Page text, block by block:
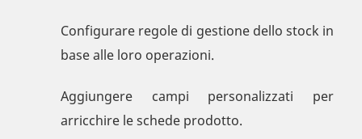
Configurare regole di gestione dello stock in
base alle loro operazioni.
Aggiungere campi personalizzati per
arricchire le schede prodotto.